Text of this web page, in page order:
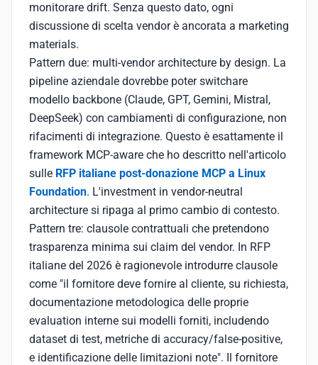
monitorare drift. Senza questo dato, ogni
discussione di scelta vendor è ancorata a marketing
materials.
Pattern due: multi-vendor architecture by design. La
pipeline aziendale dovrebbe poter switchare
modello backbone (Claude, GPT, Gemini, Mistral,
DeepSeek) con cambiamenti di configurazione, non
rifacimenti di integrazione. Questo è esattamente il
framework MCP-aware che ho descritto nell'articolo
sulle RFP italiane post-donazione MCP a Linux
Foundation. L'investment in vendor-neutral
architecture si ripaga al primo cambio di contesto.
Pattern tre: clausole contrattuali che pretendono
trasparenza minima sui claim del vendor. In RFP
italiane del 2026 è ragionevole introdurre clausole
come "il fornitore deve fornire al cliente, su richiesta,
documentazione metodologica delle proprie
evaluation interne sui modelli forniti, includendo
dataset di test, metriche di accuracy/false-positive,
e identificazione delle limitazioni note". Il fornitore